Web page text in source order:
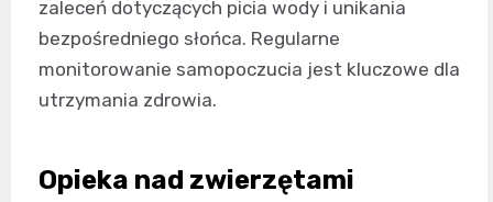
zaleceń dotyczących picia wody i unikania
bezpośredniego słońca. Regularne
monitorowanie samopoczucia jest kluczowe dla
utrzymania zdrowia.
Opieka nad zwierzętami